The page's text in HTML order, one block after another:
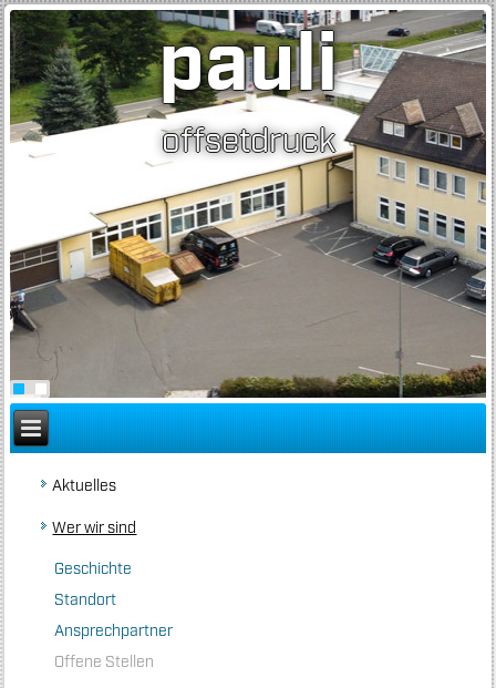
pauli
offsetdruck
Aktuelles
Wer wir sind
Geschichte
Standort
Ansprechpartner
Offene Stellen